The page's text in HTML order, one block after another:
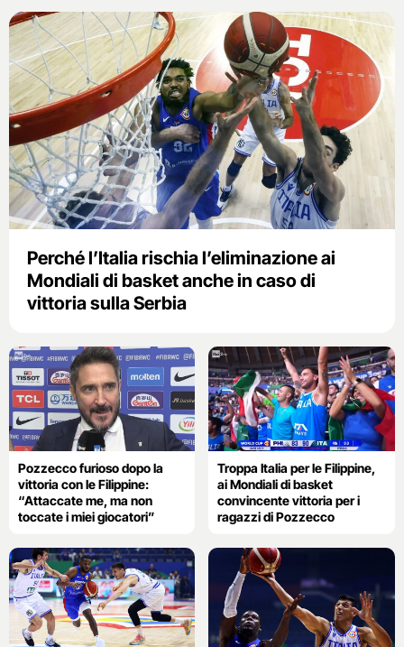
Perché l’Italia rischia l’eliminazione ai
Mondiali di basket anche in caso di
vittoria sulla Serbia
Pozzecco furioso dopo la
vittoria con le Filippine:
“Attaccate me, ma non
toccate i miei giocatori”
Troppa Italia per le Filippine,
ai Mondiali di basket
convincente vittoria per i
ragazzi di Pozzecco